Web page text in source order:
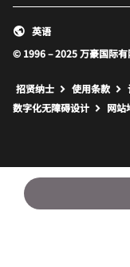
© 1996 – 2025 万豪国际
英语
招贤纳士 使用条款
数字化无障碍设计
网站